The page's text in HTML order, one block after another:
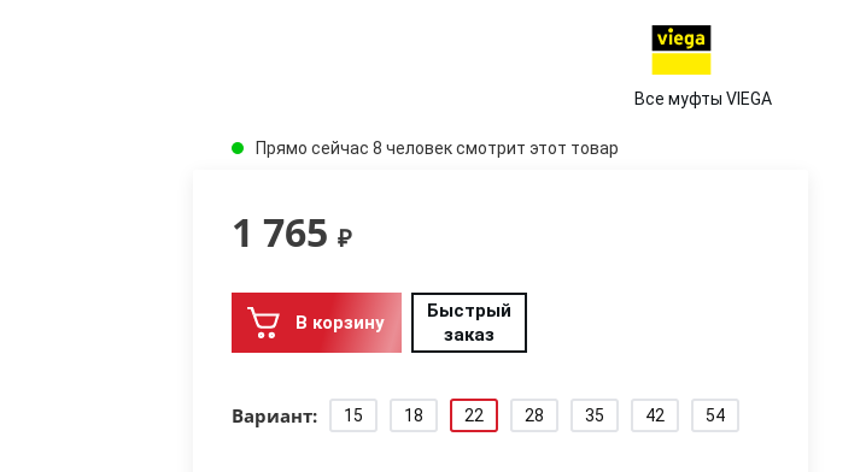
Все муфты VIEGA
Прямо сейчас 8 человек смотрит этот товар
1 765 ₽
В корзину
Быстрый
заказ
Вариант: 15 18 22 28 35 42 54